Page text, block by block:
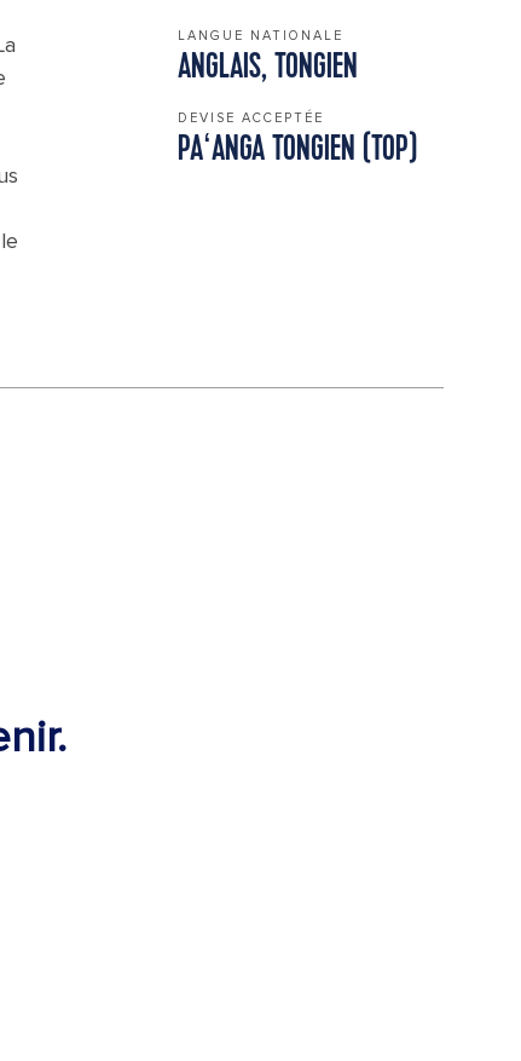
LANGUE NATIONALE
ANGLAIS, TONGIEN
DEVISE ACCEPTÉE
PAʻANGA TONGIEN (TOP)